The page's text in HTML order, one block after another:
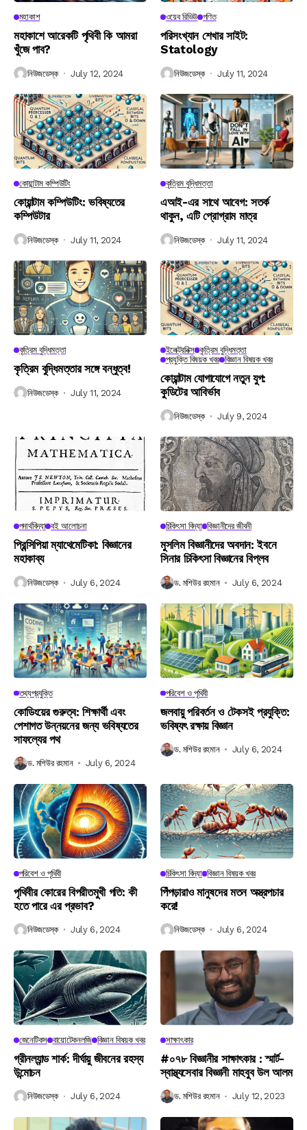
মহাকাশ
মহাকাশে আরেকটি পৃথিবী কি আমরা
খুঁজে পাব?
নিউজডেস্ক July 12, 2024
ওয়েব রিভিউ গণিত
পরিসংখ্যান শেখার সাইট:
Statology
নিউজডেস্ক July 11, 2024
কোয়ান্টাম কম্পিউটিং
কোয়ান্টাম কম্পিউটিং: ভবিষ্যতের
কম্পিউটার
নিউজডেস্ক July 11, 2024
কৃত্রিম বুদ্ধিমত্তা
এআই-এর সাথে আবেগ: সতর্ক
থাকুন, এটি প্রোগ্রাম মাত্র
নিউজডেস্ক July 11, 2024
কৃত্রিম বুদ্ধিমত্তা
কৃত্রিম বুদ্ধিমত্তার সঙ্গে বন্ধুত্ব!
নিউজডেস্ক July 11, 2024
ইলেক্ট্রনিক্স কৃত্রিম বুদ্ধিমত্তা
প্রযুক্তি বিষয়ক খবর বিজ্ঞান বিষয়ক খবর
কোয়ান্টাম যোগাযোগে নতুন যুগ:
কুডিটের আবির্ভাব
নিউজডেস্ক July 9, 2024
পদার্থবিদ্যা বই আলোচনা
প্রিন্সিপিয়া ম্যাথেমেটিকা: বিজ্ঞানের
মহাকাব্য
নিউজডেস্ক July 6, 2024
চিকিৎসা বিদ্যা বিজ্ঞানীদের জীবনী
মুসলিম বিজ্ঞানীদের অবদান: ইবনে
সিনার চিকিৎসা বিজ্ঞানের বিপ্লব
ড. মশিউর রহমান July 6, 2024
তথ্যপ্রযুক্তি
কোডিংয়ের গুরুত্ব: শিক্ষার্থী এবং
পেশাগত উন্নয়নের জন্য ভবিষ্যতের
সাফল্যের পথ
ড. মশিউর রহমান July 6, 2024
পরিবেশ ও পৃথিবী
জলবায়ু পরিবর্তন ও টেকসই প্রযুক্তি:
ভবিষ্যৎ রক্ষায় বিজ্ঞান
ড. মশিউর রহমান July 6, 2024
পরিবেশ ও পৃথিবী
পৃথিবীর কোরের বিপরীতমুখী গতি: কী
হতে পারে এর প্রভাব?
নিউজডেস্ক July 6, 2024
চিকিৎসা বিদ্যা বিজ্ঞান বিষয়ক খবর
পিঁপড়ারাও মানুষদের মতন অস্ত্রপচার
করে!
নিউজডেস্ক July 6, 2024
জেনেটিকস বায়োটেকনলজি বিজ্ঞান বিষয়ক খবর
গ্রীনল্যান্ড শার্ক: দীর্ঘায়ু জীবনের রহস্য
উন্মোচন
নিউজডেস্ক July 6, 2024
সাক্ষাৎকার
#০৭৮ বিজ্ঞানীর সাক্ষাৎকার : স্মার্ট-
স্বাস্থ্যসেবার বিজ্ঞানী মাহবুব উল আলম
ড. মশিউর রহমান July 12, 2023